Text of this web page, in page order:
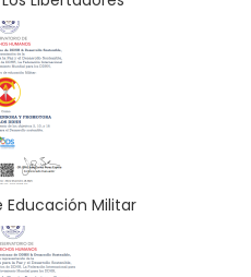
Educación Militar